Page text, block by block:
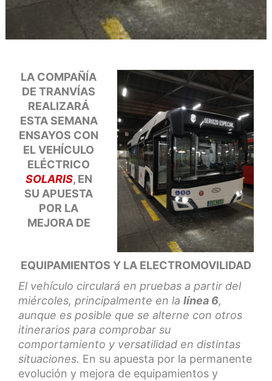
LA COMPAÑÍA
DE TRANVÍAS
REALIZARÁ
ESTA SEMANA
ENSAYOS CON
EL VEHÍCULO
ELÉCTRICO
SOLARIS, EN
SU APUESTA
POR LA
MEJORA DE
EQUIPAMIENTOS Y LA ELECTROMOVILIDAD
El vehículo circulará en pruebas a partir del
miércoles, principalmente en la línea 6,
aunque es posible que se alterne con otros
itinerarios para comprobar su
comportamiento y versatilidad en distintas
situaciones. En su apuesta por la permanente
evolución y mejora de equipamientos y